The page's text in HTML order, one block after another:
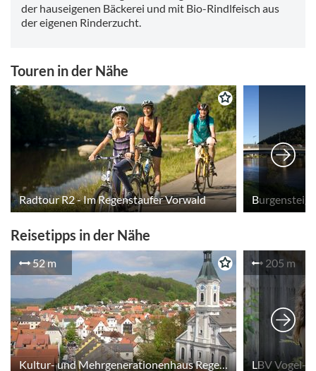
Zufahrt ab Regental-Radweg - bitte beachten Sie die
Beschilderung.
der hauseigenen Bäckerei und mit Bio-Rindlfeisch aus
der eigenen Rinderzucht.
Touren in der Nähe
Radtour R2 - Im Regenstaufer Vorwald
Reisetipps in der Nähe
52 m
Kultur- und Mehrgenerationenhaus Regenstauf
205 m
LBV Vogel-